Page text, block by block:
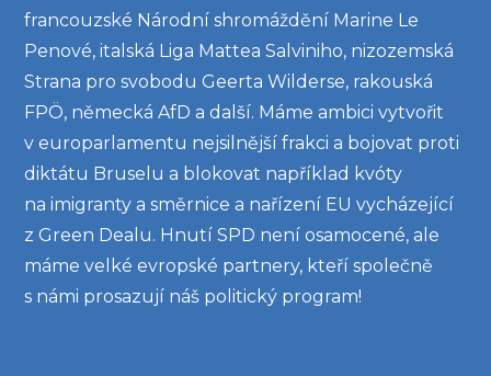
francouzské Národní shromáždění Marine Le
Penové, italská Liga Mattea Salviniho, nizozemská
Strana pro svobodu Geerta Wilderse, rakouská
FPÖ, německá AfD a další. Máme ambici vytvořit
v europarlamentu nejsilnější frakci a bojovat proti
diktátu Bruselu a blokovat například kvóty
na imigranty a směrnice a nařízení EU vycházející
z Green Dealu. Hnutí SPD není osamocené, ale
máme velké evropské partnery, kteří společně
s námi prosazují náš politický program!